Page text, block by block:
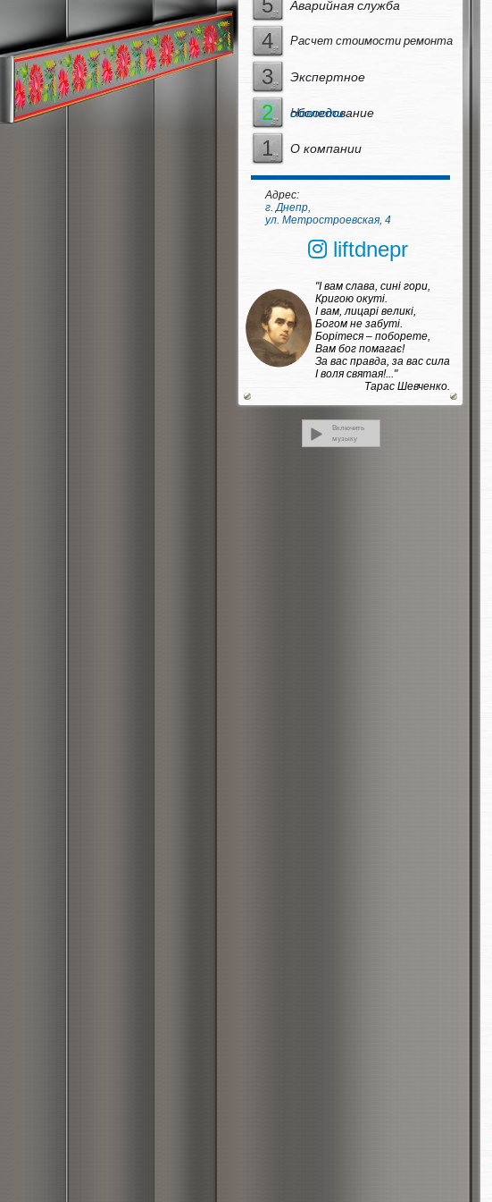
Аварийная служба
5
Расчет стоимости ремонта
4
Экспертное
обследование
3
Новости
2
О компании
1
Адрес:
г. Днепр,
ул. Метростроевская, 4
liftdnepr
"І вам слава, сині гори,
Кригою окуті.
І вам, лицарі великі,
Богом не забуті.
Борітеся – поборете,
Вам бог помагає!
За вас правда, за вас сила
І воля святая!..."
Тарас Шевченко.
Включить
музыку